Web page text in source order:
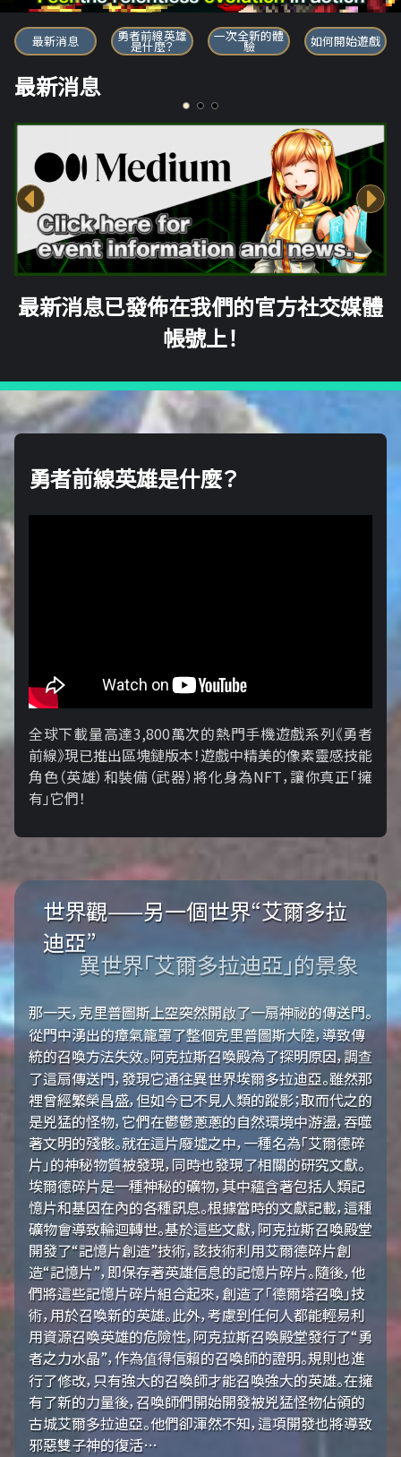
勇者前線英雄
最新消息 勇者前線英雄
是什麼？
一次全新的體
驗 如何開始遊戲
最新消息
最新消息已發佈在我們的官方社交媒體
帳號上！
勇者前線英雄是什麼？
全球下載量高達3,800萬次的熱門手機遊戲系列《勇者
前線》現已推出區塊鏈版本！遊戲中精美的像素靈感技能
角色（英雄）和裝備（武器）將化身為NFT，讓你真正「擁​​
有」它們！
世界觀——另一個世界“艾爾多拉
迪亞”
異世界「艾爾多拉迪亞」的景象
那一天，克里普圖斯上空突然開啟了一扇神祕的傳送門。
從門中湧出的瘴氣籠罩了整個克里普圖斯大陸，導致傳
統的召喚方法失效。阿克拉斯召喚殿為了探明原因，調查
了這扇傳送門，發現它通往異世界埃爾多拉迪亞。雖然那
裡曾經繁榮昌盛，但如今已不見人類的蹤影；取而代之的
是兇猛的怪物，它們在鬱鬱蔥蔥的自然環境中游盪，吞噬
著文明的殘骸。就在這片廢墟之中，一種名為「艾爾德碎
片」的神秘物質被發現，同時也發現了相關的研究文獻。
埃爾德碎片是一種神秘的礦物，其中蘊含著包括人類記
憶片和基因在內的各種訊息。根據當時的文獻記載，這種
礦物會導致輪迴轉世。基於這些文獻，阿克拉斯召喚殿堂
開發了“記憶片創造”技術，該技術利用艾爾德碎片創
造“記憶片”，即保存著英雄信息的記憶片碎片。隨後，他
們將這些記憶片碎片組合起來，創造了「德爾塔召喚」技
術，用於召喚新的英雄。此外，考慮到任何人都能輕易利
用資源召喚英雄的危險性，阿克拉斯召喚殿堂發行了“勇
者之力水晶”，作為值得信賴的召喚師的證明。規則也進
行了修改，只有強大的召喚師才能召喚強大的英雄。在擁
有了新的力量後，召喚師們開始開發被兇猛怪物佔領的
古城艾爾多拉迪亞。他們卻渾然不知，這項開發也將導致
邪惡雙子神的復活…